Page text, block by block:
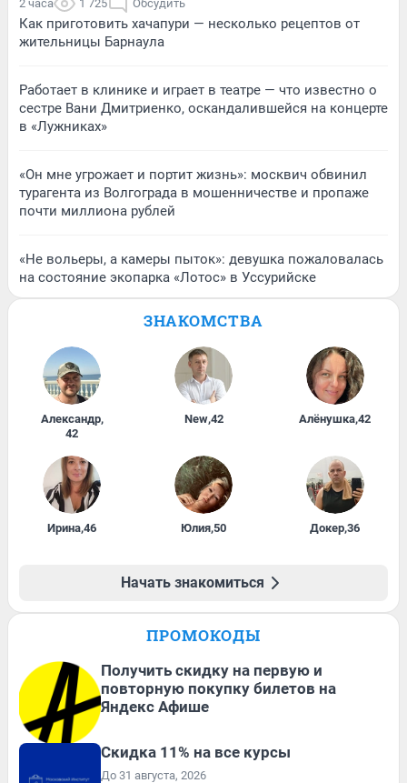
2 часа 1 725 Обсудить
Как приготовить хачапури — несколько рецептов от
жительницы Барнаула
Работает в клинике и играет в театре — что известно о
сестре Вани Дмитриенко, оскандалившейся на концерте
в «Лужниках»
«Он мне угрожает и портит жизнь»: москвич обвинил
турагента из Волгограда в мошенничестве и пропаже
почти миллиона рублей
«Не вольеры, а камеры пыток»: девушка пожаловалась
на состояние экопарка «Лотос» в Уссурийске
ЗНАКОМСТВА
Александр,
42
New,42 Алёнушка,42
Ирина,46 Юлия,50 Докер,36
Начать знакомиться
ПРОМОКОДЫ
Получить скидку на первую и
повторную покупку билетов на
Яндекс Афише
Скидка 11% на все курсы
До 31 августа, 2026